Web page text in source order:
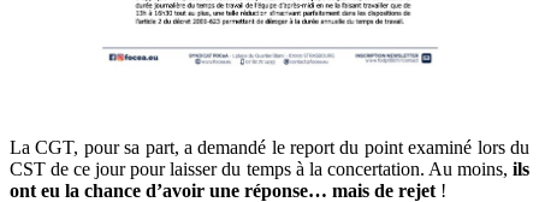
La CGT, pour sa part, a demandé le report du point examiné lors du
CST de ce jour pour laisser du temps à la concertation. Au moins, ils
ont eu la chance d’avoir une réponse… mais de rejet !